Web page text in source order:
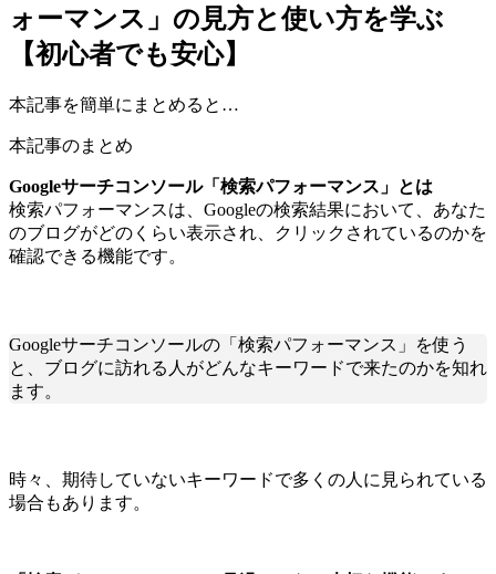
ォーマンス」の見方と使い方を学ぶ
【初心者でも安心】
本記事を簡単にまとめると…
本記事のまとめ
Googleサーチコンソール「検索パフォーマンス」とは
検索パフォーマンスは、Googleの検索結果において、あなた
のブログがどのくらい表示され、クリックされているのかを
確認できる機能です。
Googleサーチコンソールの「検索パフォーマンス」を使う
と、ブログに訪れる人がどんなキーワードで来たのかを知れ
ます。
時々、期待していないキーワードで多くの人に見られている
場合もあります。